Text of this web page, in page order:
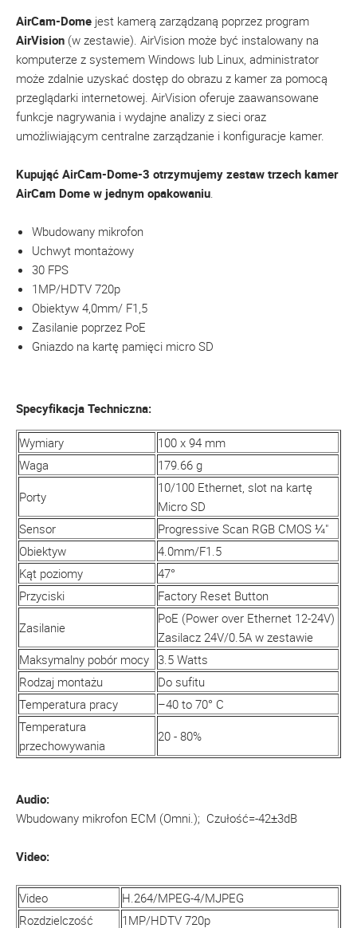
AirCam-Dome jest kamerą zarządzaną poprzez program
AirVision (w zestawie). AirVision może być instalowany na
komputerze z systemem Windows lub Linux, administrator
może zdalnie uzyskać dostęp do obrazu z kamer za pomocą
przeglądarki internetowej. AirVision oferuje zaawansowane
funkcje nagrywania i wydajne analizy z sieci oraz
umożliwiającym centralne zarządzanie i konfiguracje kamer.
Kupująć AirCam-Dome-3 otrzymujemy zestaw trzech kamer
AirCam Dome w jednym opakowaniu.
Wbudowany mikrofon
Uchwyt montażowy
30 FPS
1MP/HDTV 720p
Obiektyw 4,0mm/ F1,5
Zasilanie poprzez PoE
Gniazdo na kartę pamięci micro SD
Specyfikacja Techniczna:
Wymiary
100 x 94 mm
Waga
179.66 g
Porty
10/100 Ethernet, slot na kartę
Micro SD
Sensor
Progressive Scan RGB CMOS ¼"
Obiektyw
4.0mm/F1.5
Kąt poziomy
47°
Przyciski
Factory Reset Button
Zasilanie
PoE (Power over Ethernet 12-24V)
Zasilacz 24V/0.5A w zestawie
Maksymalny pobór mocy 3.5 Watts
Rodzaj montażu
Do sufitu
Temperatura pracy
–40 to 70° C
Temperatura
przechowywania
20 - 80%
Audio:
Wbudowany mikrofon ECM (Omni.); Czułość=-42±3dB
Video:
Video
H.264/MPEG-4/MJPEG
Rozdzielczość
1MP/HDTV 720p